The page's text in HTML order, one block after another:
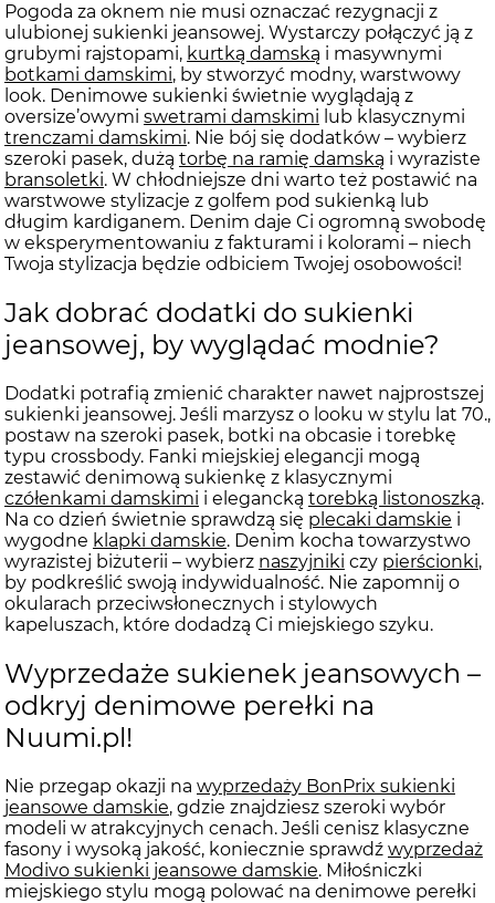
Pogoda za oknem nie musi oznaczać rezygnacji z
ulubionej sukienki jeansowej. Wystarczy połączyć ją z
grubymi rajstopami, kurtką damską i masywnymi
botkami damskimi, by stworzyć modny, warstwowy
look. Denimowe sukienki świetnie wyglądają z
oversize’owymi swetrami damskimi lub klasycznymi
trenczami damskimi. Nie bój się dodatków – wybierz
szeroki pasek, dużą torbę na ramię damską i wyraziste
bransoletki. W chłodniejsze dni warto też postawić na
warstwowe stylizacje z golfem pod sukienką lub
długim kardiganem. Denim daje Ci ogromną swobodę
w eksperymentowaniu z fakturami i kolorami – niech
Twoja stylizacja będzie odbiciem Twojej osobowości!
Jak dobrać dodatki do sukienki
jeansowej, by wyglądać modnie?
Dodatki potrafią zmienić charakter nawet najprostszej
sukienki jeansowej. Jeśli marzysz o looku w stylu lat 70.,
postaw na szeroki pasek, botki na obcasie i torebkę
typu crossbody. Fanki miejskiej elegancji mogą
zestawić denimową sukienkę z klasycznymi
czółenkami damskimi i elegancką torebką listonoszką.
Na co dzień świetnie sprawdzą się plecaki damskie i
wygodne klapki damskie. Denim kocha towarzystwo
wyrazistej biżuterii – wybierz naszyjniki czy pierścionki,
by podkreślić swoją indywidualność. Nie zapomnij o
okularach przeciwsłonecznych i stylowych
kapeluszach, które dodadzą Ci miejskiego szyku.
Wyprzedaże sukienek jeansowych –
odkryj denimowe perełki na
Nuumi.pl!
Nie przegap okazji na wyprzedaży BonPrix sukienki
jeansowe damskie, gdzie znajdziesz szeroki wybór
modeli w atrakcyjnych cenach. Jeśli cenisz klasyczne
fasony i wysoką jakość, koniecznie sprawdź wyprzedaż
Modivo sukienki jeansowe damskie. Miłośniczki
miejskiego stylu mogą polować na denimowe perełki